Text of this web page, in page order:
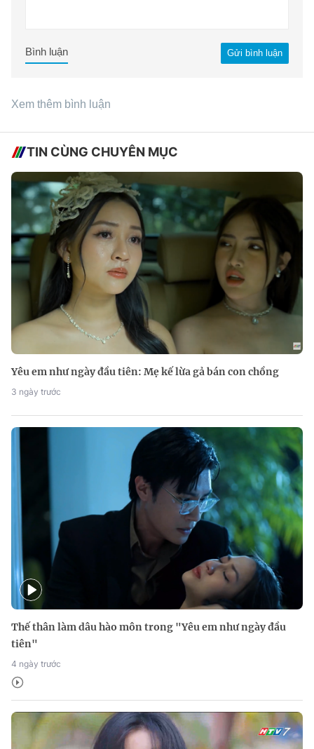
Gửi bình luận
Bình luận
Xem thêm bình luận
TIN CÙNG CHUYÊN MỤC
Yêu em như ngày đầu tiên: Mẹ kế lừa gả bán con chồng
3 ngày trước
Thế thân làm dâu hào môn trong "Yêu em như ngày đầu
tiên"
4 ngày trước